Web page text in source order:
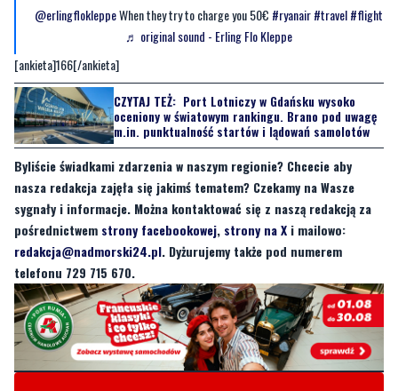
@erlingflokleppeWhen they try to charge you 50€ #ryanair#travel#flight
♬ original sound - Erling Flo Kleppe
[ankieta]166[/ankieta]
CZYTAJ TEŻ: Port Lotniczy w Gdańsku wysoko
oceniony w światowym rankingu. Brano pod uwagę
m.in. punktualność startów i lądowań samolotów
Byliście świadkami zdarzenia w naszym regionie? Chcecie aby
nasza redakcja zajęła się jakimś tematem? Czekamy na Wasze
sygnały i informacje. Można kontaktować się z naszą redakcją za
pośrednictwem strony facebookowej, strony na X i mailowo:
redakcja@nadmorski24.pl. Dyżurujemy także pod numerem
telefonu 729 715 670.